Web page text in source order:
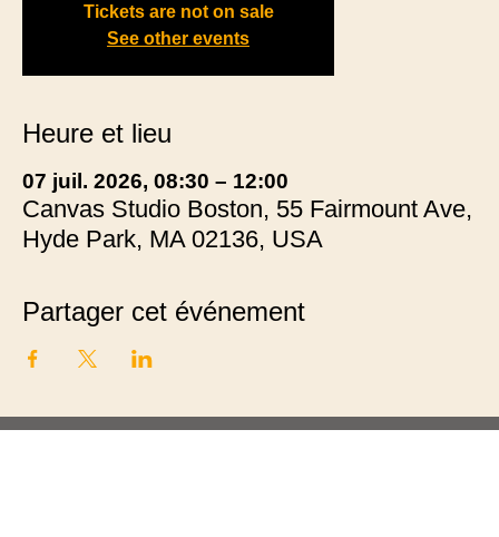
Tickets are not on sale
See other events
Heure et lieu
07 juil. 2026, 08:30 – 12:00
Canvas Studio Boston, 55 Fairmount Ave,
Hyde Park, MA 02136, USA
Partager cet événement